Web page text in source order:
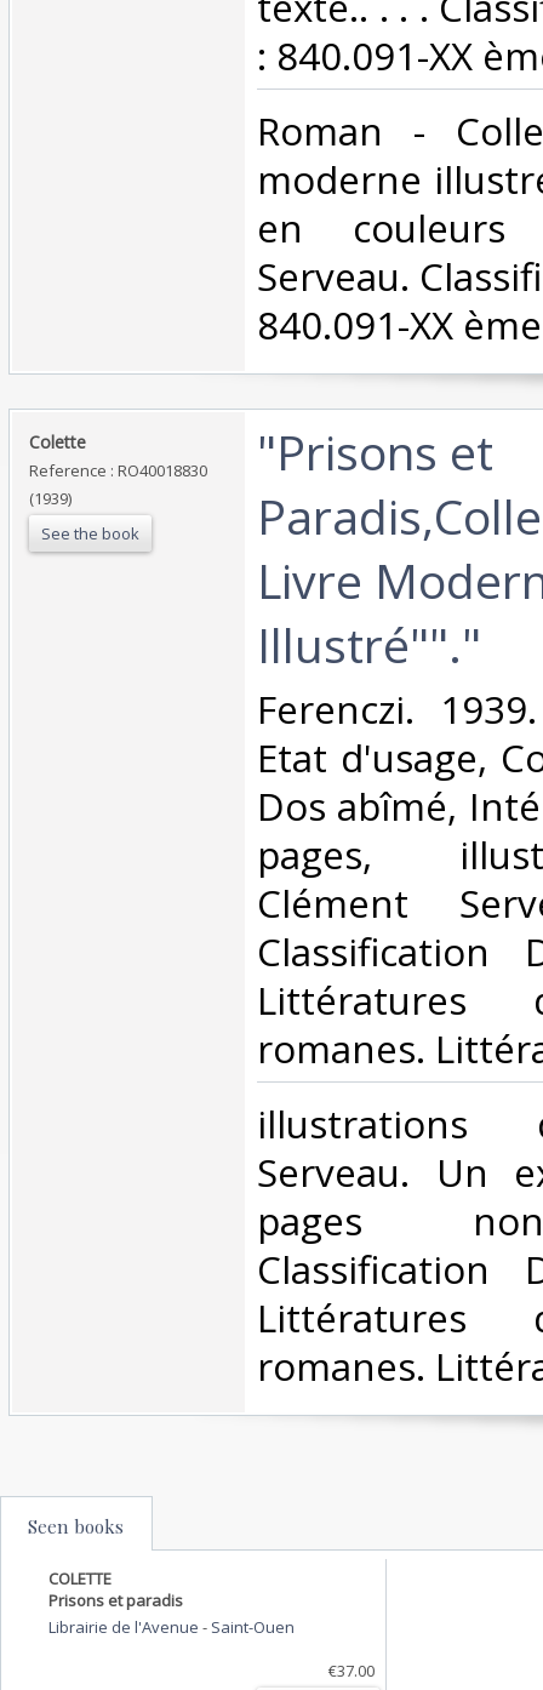
: 840.091-XX
‎Roman -
moderne
en couleurs
Serveau.
840.091-XX
‎Colette‎
Reference : RO40018830
(1939)
See the book
‎"Prisons et
Livre
Illustré""."‎
‎Ferenczi.
Etat d'usage,
Dos abîmé,
pages,
Clément
Classification
Littératures
romanes.
‎illustrations
Serveau. Un
pages
Classification
Littératures
romanes.
Seen books
COLETTE
Prisons et paradis
Librairie de l'Avenue - Saint-Ouen
€37.00